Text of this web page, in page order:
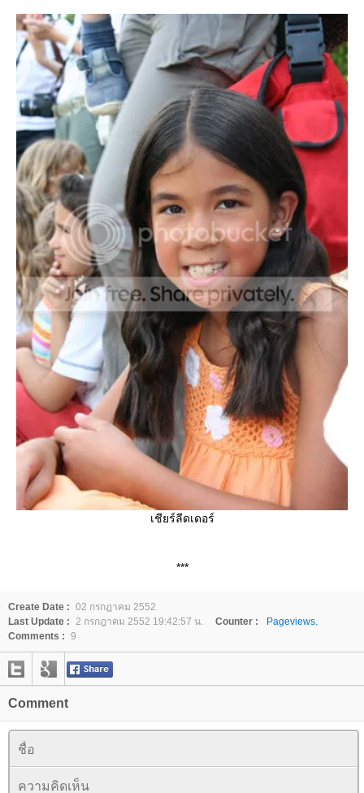
เชียร์ลีดเดอร์
***
Create Date : 02 กรกฎาคม 2552
Last Update :
2 กรกฎาคม 2552 19:42:57 น. Counter :
Pageviews.
Comments : 9
Comment